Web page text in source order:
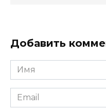
Добавить
Имя
*
Email
*